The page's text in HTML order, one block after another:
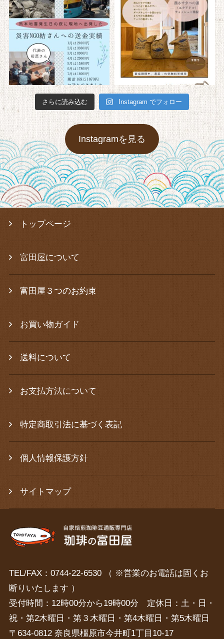
さらに読み込む Instagram でフォロー
Instagramを見る
トップページ
富田屋について
富田屋３つのお約束
お買い物ガイド
送料について
お支払方法について
特定商取引法に基づく表記
個人情報保護方針
サイトマップ
TEL/FAX：0744-22-6530 （ ※営業のお電話は固くお
断りいたします ）
受付時間：12時00分から19時00分 定休日：土・日・
祝・第2木曜日・第３木曜日・第4木曜日・第5木曜日
〒634-0812 奈良県橿原市今井町1丁目10-17